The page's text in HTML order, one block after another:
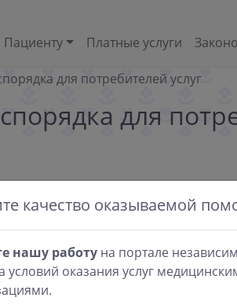
Пациенту Платные услуги
для потребителей услуг
для
качество оказываемой
нашу работу на портале
условий оказания услуг